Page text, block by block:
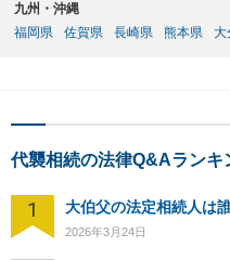
九州・沖縄
福岡県
佐賀県 長崎県 熊本県 大
代襲相続の法律Q&Aランキ
1 大伯父の法定相続人は
2026年3月24日